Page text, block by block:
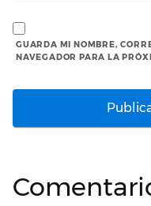
GUARDA MI NOMBRE,
NAVEGADOR PARA LA